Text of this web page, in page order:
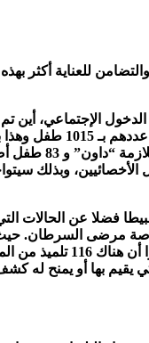
للعناية أكثر
الإجتماعي، أين
على 84 مؤسسة تربوية حسبما أشارت إلي مصادر من مديرية التربية، كما تم إقامة إحصاء شامل
الأخصائيين، وبذلك
فضلا عن الحالات
خاصة مرضى السرطان.
القطاع عن توفير كافة الإمكانيات التي تسمح لهذه الفئة بمتابعة تعليمها من خلال توفير
يقيم بها أو يمنح له